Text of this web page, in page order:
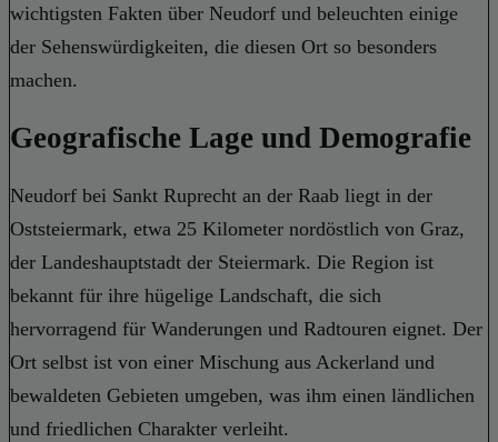
wichtigsten Fakten über Neudorf und beleuchten einige
der Sehenswürdigkeiten, die diesen Ort so besonders
machen.
Geografische Lage und Demografie
Neudorf bei Sankt Ruprecht an der Raab liegt in der
Oststeiermark, etwa 25 Kilometer nordöstlich von Graz,
der Landeshauptstadt der Steiermark. Die Region ist
bekannt für ihre hügelige Landschaft, die sich
hervorragend für Wanderungen und Radtouren eignet. Der
Ort selbst ist von einer Mischung aus Ackerland und
bewaldeten Gebieten umgeben, was ihm einen ländlichen
und friedlichen Charakter verleiht.